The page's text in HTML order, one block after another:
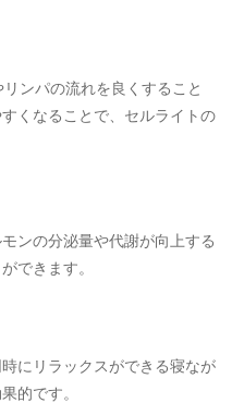
ンパの流れを良くすること
くなることで、セルライトの
ンの分泌量や代謝が向上する
できます。
にリラックスができる寝なが
的です。